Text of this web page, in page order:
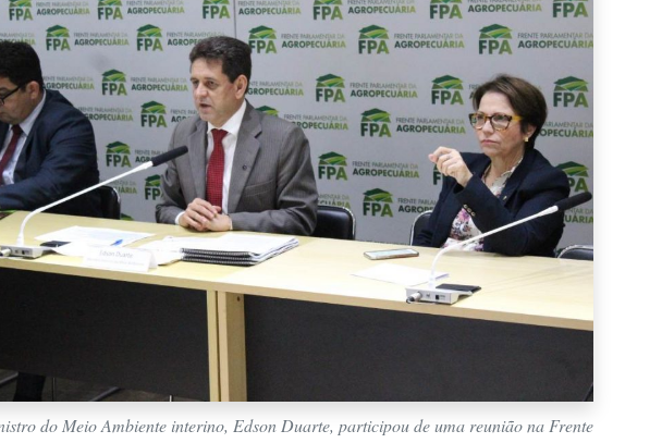
do Meio Ambiente interino, Edson Duarte, participou de uma reunião na Frente